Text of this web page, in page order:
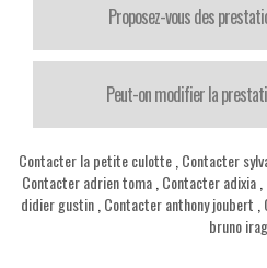
Proposez-vous des
Peut-on modifier la
Contacter la petite culotte, Contacter
Contacter adrien toma, Contacter adixia,
didier gustin, Contacter anthony joubert
bruno